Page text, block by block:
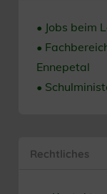
• Jobs beim
•
Ennepetal
•
Rechtliches